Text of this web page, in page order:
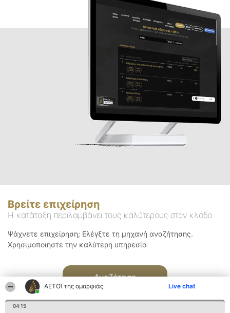
ΑΕΤΟΊ της ομορφιάς Live chat
04:15
Βρείτε επιχείρηση
Η κατάταξη περιλαμβάνει τους καλύτερους στον κλάδο
Ψάχνετε επιχείρηση; Ελέγξτε τη μηχανή αναζήτησης.
Χρησιμοποιήστε την καλύτερη υπηρεσία
Αναζήτηση